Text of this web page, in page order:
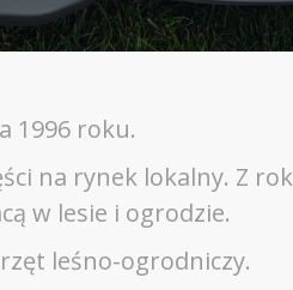
1996 roku.
na rynek lokalny. Z
w lesie i ogrodzie.
leśno-ogrodniczy.